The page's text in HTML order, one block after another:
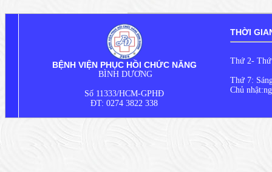
BỆNH VIỆN PHỤC HỒI CHỨC NĂNG
BÌNH DƯƠNG
Số 11333/HCM-GPHĐ
ĐT: 0274 3822 338
THỜI
Thứ 2- Thứ
Thứ 7:
Chủ